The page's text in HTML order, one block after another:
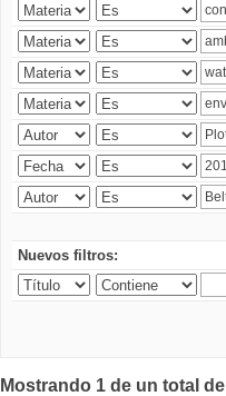
Nuevos filtros:
Mostrando 1 de un total